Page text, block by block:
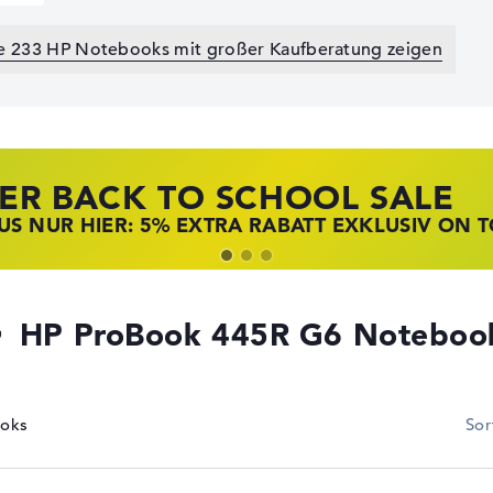
233 HP Notebooks mit großer Kaufberatung zeigen
BACK TO SCHOOL SALE
NUR HIER: 5% EXTRA RABATT EXKLUSIV ON
SSV DEALS
ZUGREIFEN: NOTEBOOKS BEI HP KRÄFTIG
LAPTOP DEALS
BEI LENOVO JETZT KRÄFTIG REDUZIERT
HP ProBook 445R G6